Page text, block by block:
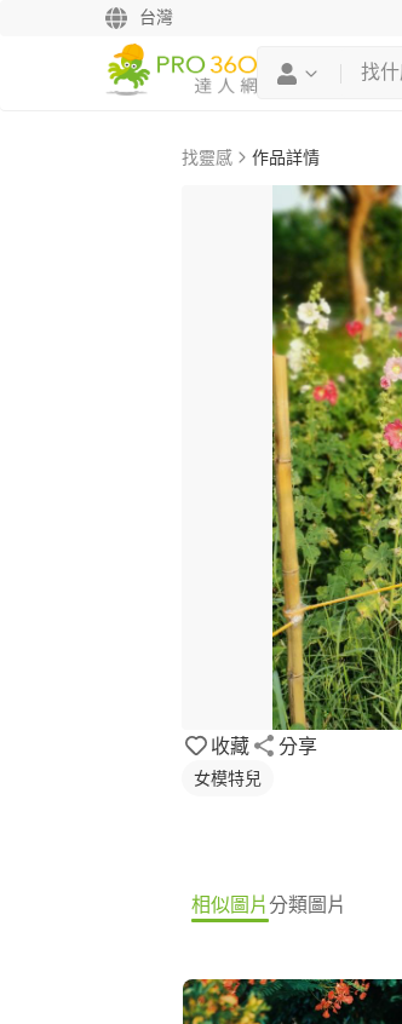
台灣
找靈感 作品詳情
收藏 分享
女模特兒
相似圖片分類圖片